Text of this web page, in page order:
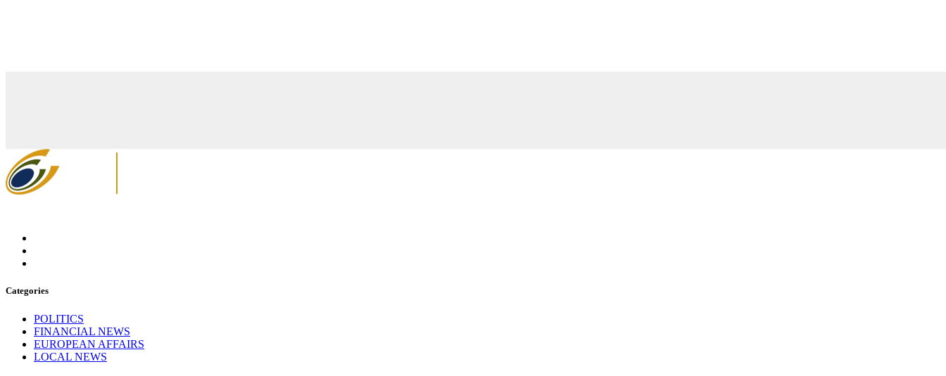
Categories
POLITICS
FINANCIAL NEWS
EUROPEAN AFFAIRS
LOCAL NEWS